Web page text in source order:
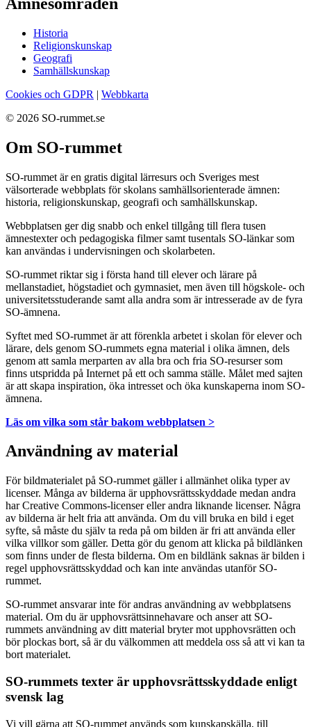
Historia
Religionskunskap
Geografi
Samhällskunskap
Cookies och GDPR | Webbkarta
© 2026 SO-rummet.se
Om SO-rummet
SO-rummet är en gratis digital lärresurs och Sveriges mest
välsorterade webbplats för skolans samhällsorienterade ämnen:
historia, religionskunskap, geografi och samhällskunskap.
Webbplatsen ger dig snabb och enkel tillgång till flera tusen
ämnestexter och pedagogiska filmer samt tusentals SO-länkar som
kan användas i undervisningen och skolarbeten.
SO-rummet riktar sig i första hand till elever och lärare på
mellanstadiet, högstadiet och gymnasiet, men även till högskole- och
universitetsstuderande samt alla andra som är intresserade av de fyra
SO-ämnena.
Syftet med SO-rummet är att förenkla arbetet i skolan för elever och
lärare, dels genom SO-rummets egna material i olika ämnen, dels
genom att samla merparten av alla bra och fria SO-resurser som
finns utspridda på Internet på ett och samma ställe. Målet med sajten
är att skapa inspiration, öka intresset och öka kunskaperna inom SO-
ämnena.
Läs om vilka som står bakom webbplatsen >
Användning av material
För bildmaterialet på SO-rummet gäller i allmänhet olika typer av
licenser. Många av bilderna är upphovsrättsskyddade medan andra
har Creative Commons-licenser eller andra liknande licenser. Några
av bilderna är helt fria att använda. Om du vill bruka en bild i eget
syfte, så måste du själv ta reda på om bilden är fri att använda eller
vilka villkor som gäller. Detta gör du genom att klicka på bildlänken
som finns under de flesta bilderna. Om en bildlänk saknas är bilden i
regel upphovsrättsskyddad och kan inte användas utanför SO-
rummet.
SO-rummet ansvarar inte för andras användning av webbplatsens
material. Om du är upphovsrättsinnehavare och anser att SO-
rummets användning av ditt material bryter mot upphovsrätten och
bör plockas bort, så är du välkommen att meddela oss så att vi kan ta
bort materialet.
SO-rummets texter är upphovsrättsskyddade enligt
svensk lag
Vi vill gärna att SO-rummet används som kunskapskälla, till